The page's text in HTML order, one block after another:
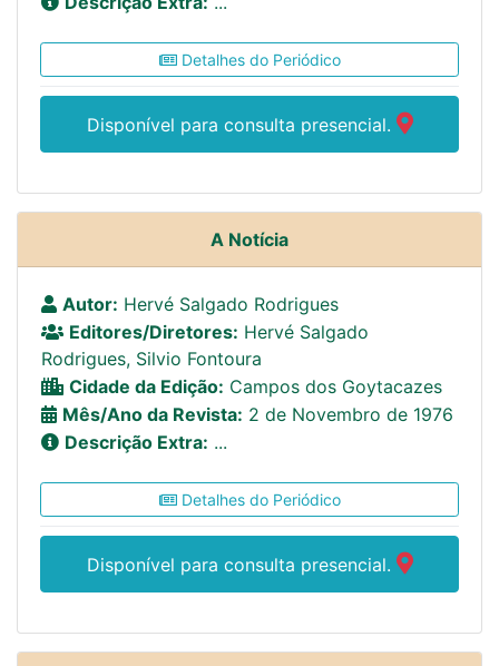
Detalhes do Periódico
Disponível para consulta presencial.
A Notícia
Autor: Hervé Salgado Rodrigues
Editores/Diretores: Hervé Salgado
Rodrigues, Silvio Fontoura
Cidade da Edição: Campos dos Goytacazes
Mês/Ano da Revista: 2 de Novembro de 1976
Descrição Extra: ...
Detalhes do Periódico
Disponível para consulta presencial.